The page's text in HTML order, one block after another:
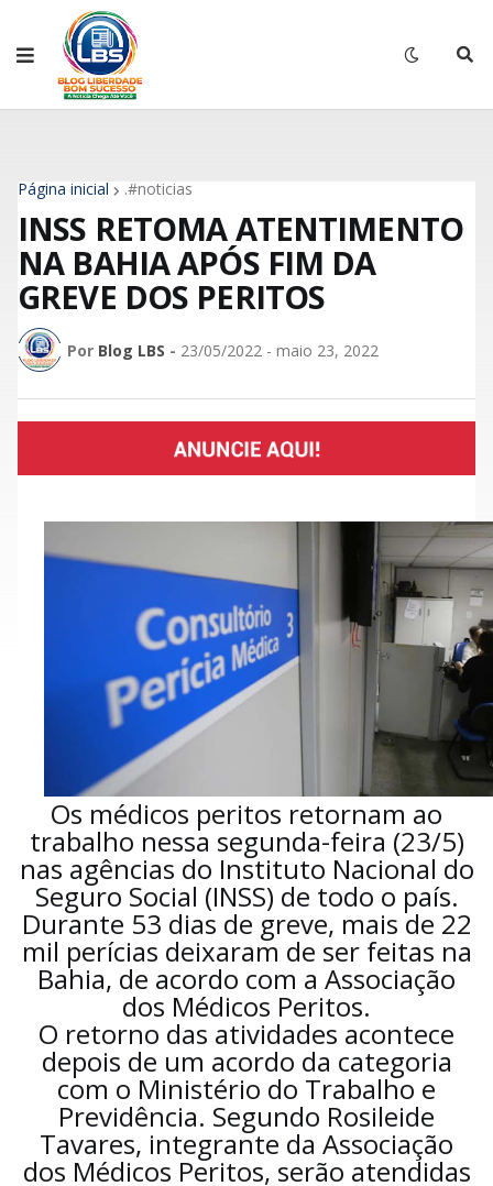
Página inicial .#noticias
INSS RETOMA ATENTIMENTO
NA BAHIA APÓS FIM DA
GREVE DOS PERITOS
Por Blog LBS - 23/05/2022 - maio 23, 2022
Os médicos peritos retornam ao
trabalho nessa segunda-feira (23/5)
nas agências do Instituto Nacional do
Seguro Social (INSS) de todo o país.
Durante 53 dias de greve, mais de 22
mil perícias deixaram de ser feitas na
Bahia, de acordo com a Associação
dos Médicos Peritos.
O retorno das atividades acontece
depois de um acordo da categoria
com o Ministério do Trabalho e
Previdência. Segundo Rosileide
Tavares, integrante da Associação
dos Médicos Peritos, serão atendidas